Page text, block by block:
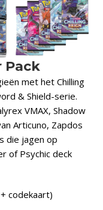
Pack
met het Chilling
& Shield-serie.
VMAX, Shadow
Articuno, Zapdos
die jagen op
of Psychic deck
codekaart)